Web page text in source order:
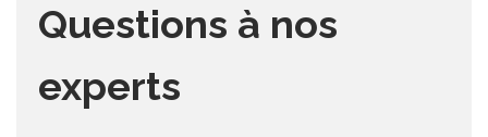
Questions à nos
experts